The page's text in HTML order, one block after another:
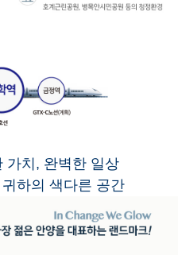
가치, 완벽한 일상
하의 색다른 공간